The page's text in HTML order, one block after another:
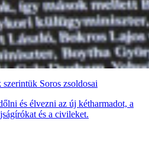
Soros zsoldosai
és élvezni az új kétharmadot, a
és a civileket.